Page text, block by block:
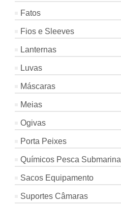
Fatos
Fios e Sleeves
Lanternas
Luvas
Máscaras
Meias
Ogivas
Porta Peixes
Químicos Pesca Submarina
Sacos Equipamento
Suportes Câmaras